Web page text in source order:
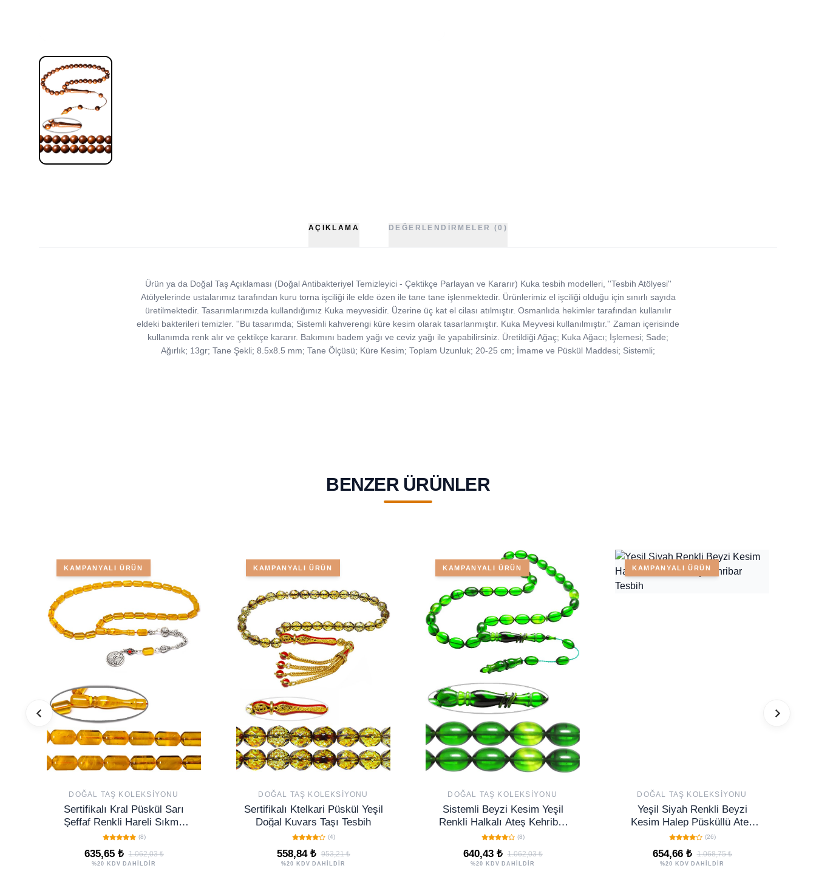
AÇIKLAMA DEĞERLENDIRMELER (0)
Ürün ya da Doğal Taş Açıklaması (Doğal Antibakteriyel Temizleyici - Çektikçe Parlayan ve Kararır) Kuka tesbih modelleri, ''Tesbih Atölyesi''
Atölyelerinde ustalarımız tarafından kuru torna işciliği ile elde özen ile tane tane işlenmektedir. Ürünlerimiz el işciliği olduğu için sınırlı sayıda
üretilmektedir. Tasarımlarımızda kullandığımız Kuka meyvesidir. Üzerine üç kat el cilası atılmıştır. Osmanlıda hekimler tarafından kullanılır
eldeki bakterileri temizler. ''Bu tasarımda; Sistemli kahverengi küre kesim olarak tasarlanmıştır. Kuka Meyvesi kullanılmıştır.'' Zaman içerisinde
kullanımda renk alır ve çektikçe kararır. Bakımını badem yağı ve ceviz yağı ile yapabilirsiniz. Üretildiği Ağaç; Kuka Ağacı; İşlemesi; Sade;
Ağırlık; 13gr; Tane Şekli; 8.5x8.5 mm; Tane Ölçüsü; Küre Kesim; Toplam Uzunluk; 20-25 cm; İmame ve Püskül Maddesi; Sistemli;
BENZER ÜRÜNLER
KAMPANYALI ÜRÜN
DOĞAL TAŞ KOLEKSIYONU
Sertifikalı Kral Püskül Sarı
Şeffaf Renkli Hareli Sıkma
Kehribar Tesbih
(8)
635,65 ₺ 1.062,03 ₺
%20 KDV DAHİLDİR
KAMPANYALI ÜRÜN
DOĞAL TAŞ KOLEKSIYONU
Sertifikalı Ktelkari Püskül Yeşil
Doğal Kuvars Taşı Tesbih
(4)
558,84 ₺ 953,21 ₺
%20 KDV DAHİLDİR
KAMPANYALI ÜRÜN
DOĞAL TAŞ KOLEKSIYONU
Sistemli Beyzi Kesim Yeşil
Renkli Halkalı Ateş Kehribar
Tesbih (8)
640,43 ₺ 1.062,03 ₺
%20 KDV DAHİLDİR
KAMPANYALI ÜRÜN
DOĞAL TAŞ KOLEKSIYONU
Yeşil Siyah Renkli Beyzi
Kesim Halep Püsküllü Ateş
Kehribar Tesbih
(26)
654,66 ₺ 1.068,75 ₺
%20 KDV DAHİLDİR